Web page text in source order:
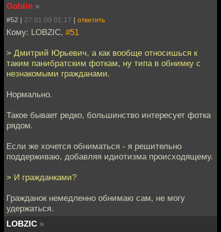
Goblin »
#52 | 27.01.09 01:17 | ответить
Кому: LOBZIC, #51
> Дмитрий Юрьевич, а как вообще относишься к
таким панибратским фоткам, ну типа в обнимку с
незнакомыми гражданами.
Нормально.
Такое бывает редко, большинство интересует фотка
рядом.
Если же хочется обниматься - я решительно
поддерживаю, добавляя идиотизма происходящему.
> И гражданками?
Гражданок немедленно обнимаю сам, не могу
удержаться.
LOBZIC »